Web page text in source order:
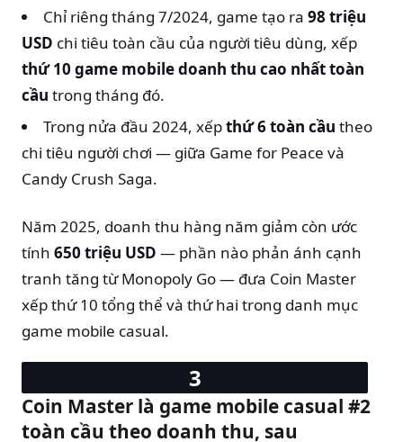
Chỉ riêng tháng 7/2024, game tạo ra 98 triệu
USD chi tiêu toàn cầu của người tiêu dùng, xếp
thứ 10 game mobile doanh thu cao nhất toàn
cầu trong tháng đó.
Trong nửa đầu 2024, xếpthứ 6 toàn cầu theo
chi tiêu người chơi — giữa Game for Peace và
Candy Crush Saga.
Năm 2025, doanh thu hàng năm giảm còn ước
tính 650 triệu USD — phần nào phản ánh cạnh
tranh tăng từ Monopoly Go — đưa Coin Master
xếp thứ 10 tổng thể và thứ hai trong danh mục
game mobile casual.
Coin Master là game mobile casual #2
toàn cầu theo doanh thu, sau